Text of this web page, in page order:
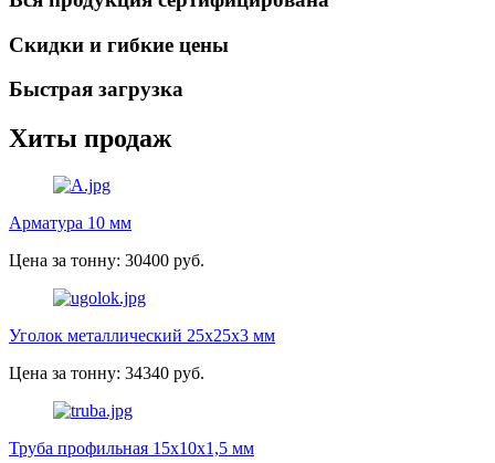
Скидки и гибкие цены
Быстрая загрузка
Хиты продаж
Арматура 10 мм
Цена за тонну: 30400 руб.
Уголок металлический 25х25х3 мм
Цена за тонну: 34340 руб.
Труба профильная 15х10х1,5 мм